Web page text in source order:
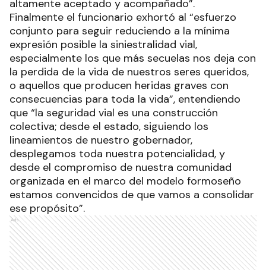
altamente aceptado y acompañado”.
Finalmente el funcionario exhortó al “esfuerzo
conjunto para seguir reduciendo a la mínima
expresión posible la siniestralidad vial,
especialmente los que más secuelas nos deja con
la perdida de la vida de nuestros seres queridos,
o aquellos que producen heridas graves con
consecuencias para toda la vida”, entendiendo
que “la seguridad vial es una construcción
colectiva; desde el estado, siguiendo los
lineamientos de nuestro gobernador,
desplegamos toda nuestra potencialidad, y
desde el compromiso de nuestra comunidad
organizada en el marco del modelo formoseño
estamos convencidos de que vamos a consolidar
ese propósito”.
Ads